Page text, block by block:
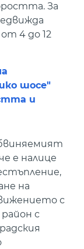
За
4 до 12
шосе"
и
е налице
на
с
с